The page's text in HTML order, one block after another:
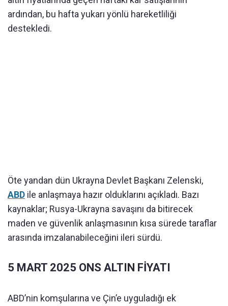
ardından, bu hafta yukarı yönlü hareketliliği
destekledi.
Öte yandan dün Ukrayna Devlet Başkanı Zelenski,
ABD ile anlaşmaya hazır olduklarını açıkladı. Bazı
kaynaklar; Rusya-Ukrayna savaşını da bitirecek
maden ve güvenlik anlaşmasının kısa sürede taraflar
arasında imzalanabileceğini ileri sürdü.
5 MART 2025 ONS ALTIN FİYATI
ABD’nin komşularına ve Çin’e uyguladığı ek